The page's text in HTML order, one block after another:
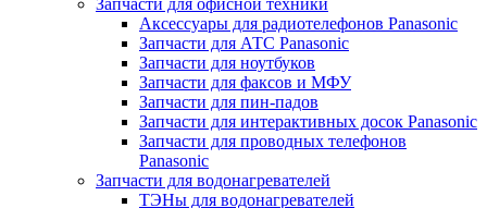
Запчасти для офисной техники
Аксессуары для радиотелефонов Panasonic
Запчасти для АТС Panasonic
Запчасти для ноутбуков
Запчасти для факсов и МФУ
Запчасти для пин-падов
Запчасти для интерактивных досок Panasonic
Запчасти для проводных телефонов
Panasonic
Запчасти для водонагревателей
ТЭНы для водонагревателей